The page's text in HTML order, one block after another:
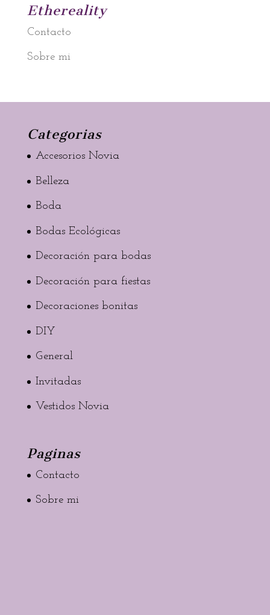
Ethereality
Contacto
Sobre mi
Categorias
Accesorios Novia
Belleza
Boda
Bodas Ecológicas
Decoración para bodas
Decoración para fiestas
Decoraciones bonitas
DIY
General
Invitadas
Vestidos Novia
Paginas
Contacto
Sobre mi